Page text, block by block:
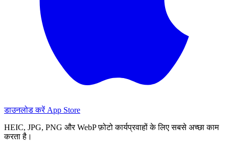
डाउनलोड करें App Store
HEIC, JPG, PNG और WebP फ़ोटो कार्यप्रवाहों के लिए सबसे अच्छा काम
करता है।